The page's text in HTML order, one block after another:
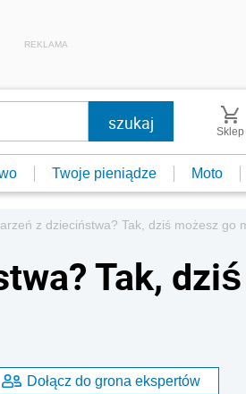
REKLAMA
Sklep
Twoje pieniądze Moto
z dzieciństwa? Tak, dziś możesz go
Tak, dziś
Dołącz do grona ekspertów